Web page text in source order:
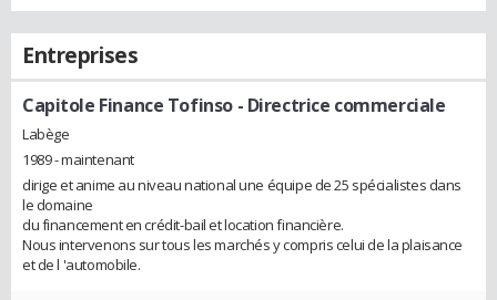
Entreprises
Capitole Finance Tofinso- Directrice commerciale
Labège
1989 - maintenant
dirige et anime au niveau national une équipe de 25 spécialistes dans
le domaine
du financement en crédit-bail et location financière.
Nous intervenons sur tous les marchés y compris celui de la plaisance
et de l 'automobile.